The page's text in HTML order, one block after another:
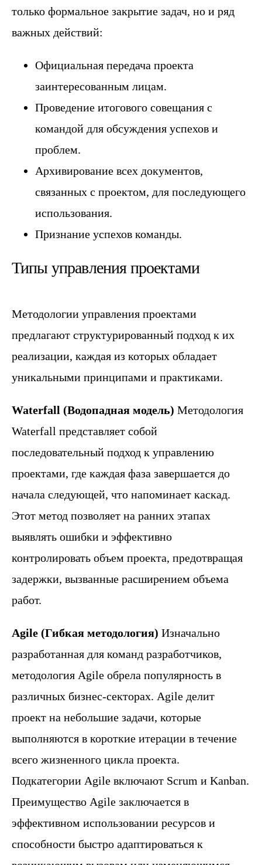
только формальное закрытие задач, но и ряд
важных действий:
Официальная передача проекта
заинтересованным лицам.
Проведение итогового совещания с
командой для обсуждения успехов и
проблем.
Архивирование всех документов,
связанных с проектом, для последующего
использования.
Признание успехов команды.
Типы управления проектами
Методологии управления проектами
предлагают структурированный подход к их
реализации, каждая из которых обладает
уникальными принципами и практиками.
Waterfall (Водопадная модель) Методология
Waterfall представляет собой
последовательный подход к управлению
проектами, где каждая фаза завершается до
начала следующей, что напоминает каскад.
Этот метод позволяет на ранних этапах
выявлять ошибки и эффективно
контролировать объем проекта, предотвращая
задержки, вызванные расширением объема
работ.
Agile (Гибкая методология) Изначально
разработанная для команд разработчиков,
методология Agile обрела популярность в
различных бизнес-секторах. Agile делит
проект на небольшие задачи, которые
выполняются в короткие итерации в течение
всего жизненного цикла проекта.
Подкатегории Agile включают Scrum и Kanban.
Преимущество Agile заключается в
эффективном использовании ресурсов и
способности быстро адаптироваться к